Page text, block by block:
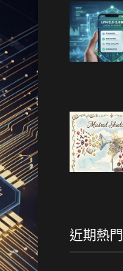
近期熱門